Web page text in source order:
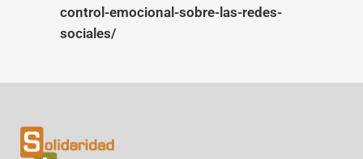
control-emocional-sobre-las-redes-
sociales/